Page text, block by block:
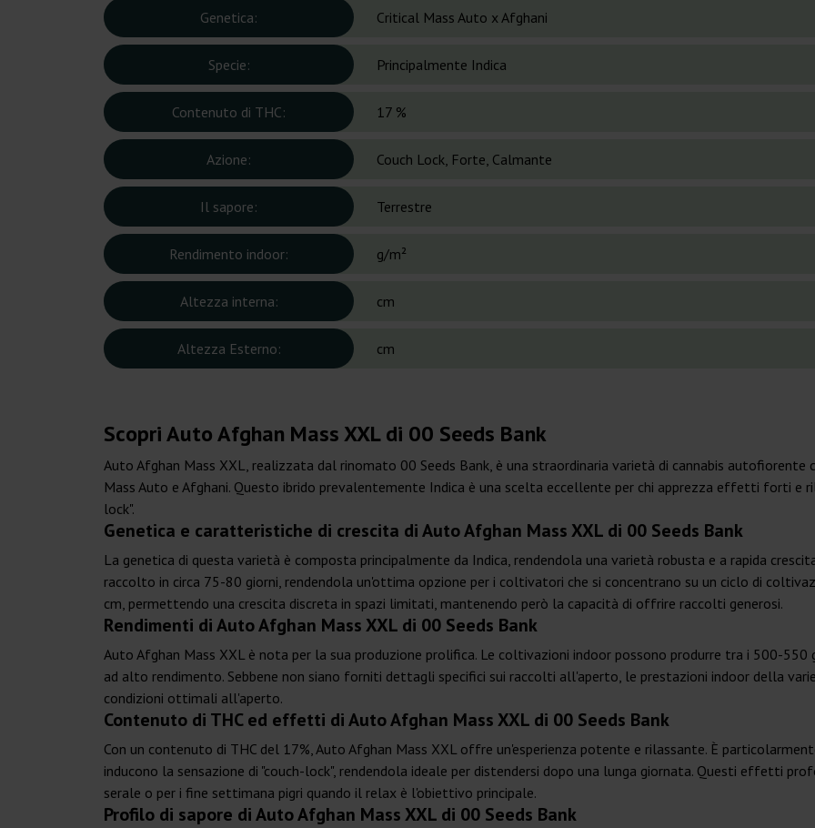
Genetica: Critical Mass Auto x Afghani
Specie: Principalmente Indica
Contenuto di THC: 17 %
Azione: Couch Lock, Forte, Calmante
Il sapore: Terrestre
Rendimento indoor: g/m²
Altezza interna: cm
Altezza Esterno: cm
Scopri Auto Afghan Mass XXL di 00 Seeds Bank
Auto Afghan Mass XXL, realizzata dal rinomato 00 Seeds Bank, è una straordinaria varietà di cannabis autofiorente
Mass Auto e Afghani. Questo ibrido prevalentemente Indica è una scelta eccellente per chi apprezza effetti forti e
lock".
Genetica e caratteristiche di crescita di Auto Afghan Mass XXL di 00 Seeds Bank
La genetica di questa varietà è composta principalmente da Indica, rendendola una varietà robusta e a rapida
raccolto in circa 75-80 giorni, rendendola un'ottima opzione per i coltivatori che si concentrano su un ciclo di
cm, permettendo una crescita discreta in spazi limitati, mantenendo però la capacità di offrire raccolti generosi.
Rendimenti di Auto Afghan Mass XXL di 00 Seeds Bank
Auto Afghan Mass XXL è nota per la sua produzione prolifica. Le coltivazioni indoor possono produrre tra i 500-
ad alto rendimento. Sebbene non siano forniti dettagli specifici sui raccolti all'aperto, le prestazioni indoor della
condizioni ottimali all'aperto.
Contenuto di THC ed effetti di Auto Afghan Mass XXL di 00 Seeds Bank
Con un contenuto di THC del 17%, Auto Afghan Mass XXL offre un'esperienza potente e rilassante. È
inducono la sensazione di "couch-lock", rendendola ideale per distendersi dopo una lunga giornata. Questi effetti
serale o per i fine settimana pigri quando il relax è l'obiettivo principale.
Profilo di sapore di Auto Afghan Mass XXL di 00 Seeds Bank